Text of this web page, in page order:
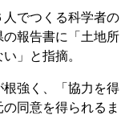
でつくる科学者の
報告書に「土地所
」と指摘。
強く、「協力を得
同意を得られるま